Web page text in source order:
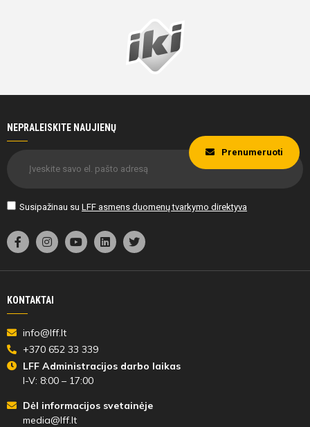
NEPRALEISKITE NAUJIENŲ
Susipažinau su LFF asmens duomenų tvarkymo direktyva
Prenumeruoti
KONTAKTAI
info@lff.lt
+370 652 33 339
LFF Administracijos darbo laikas
I-V: 8:00 – 17:00
Dėl informacijos svetainėje
media@lff.lt